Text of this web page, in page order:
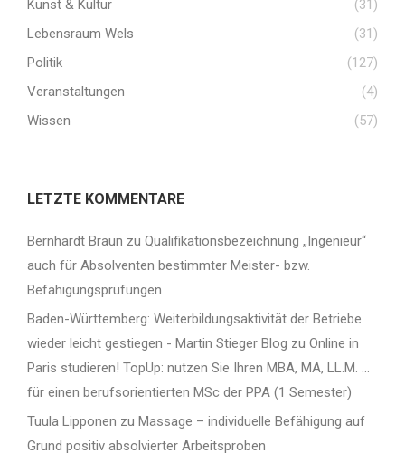
Kunst & Kultur
(31)
Lebensraum Wels
(31)
Politik
(127)
Veranstaltungen
(4)
Wissen
(57)
LETZTE KOMMENTARE
Bernhardt Braun zu Qualifikationsbezeichnung „Ingenieur“
auch für Absolventen bestimmter Meister- bzw.
Befähigungsprüfungen
Baden-Württemberg: Weiterbildungsaktivität der Betriebe
wieder leicht gestiegen - Martin Stieger Blog zu Online in
Paris studieren! TopUp: nutzen Sie Ihren MBA, MA, LL.M. …
für einen berufsorientierten MSc der PPA (1 Semester)
Tuula Lipponen zu Massage – individuelle Befähigung auf
Grund positiv absolvierter Arbeitsproben